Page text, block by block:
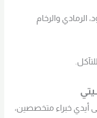
الرمادي والرخام
أيدي خبراء متخصصين،